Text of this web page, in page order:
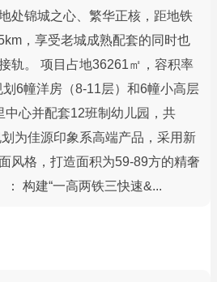
处锦城之心、繁华正核，距地铁
，享受老城成熟配套的同时也
轨。 项目占地36261㎡，容积率
6幢洋房（8-11层）和6幢小高层
中心并配套12班制幼儿园，共
为佳源印象系高端产品，采用新
风格，打造面积为59-89方的精奢
构建“一高两铁三快速&...